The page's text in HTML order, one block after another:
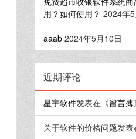
用？如何使用？ 2024年
aaab 2024年5月10日
近期评论
星宇软件发表在《留言薄
关于软件的价格问题发表